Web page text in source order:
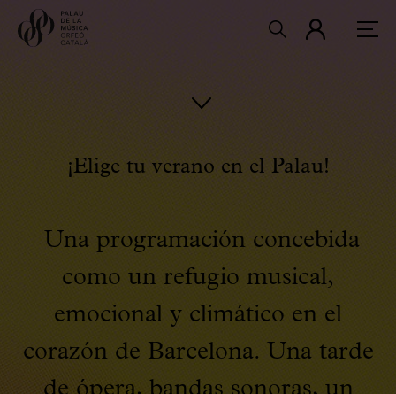
¡Elige tu verano en el Palau!
Una programación concebida
como un refugio musical,
emocional y climático en el
corazón de Barcelona. Una tarde